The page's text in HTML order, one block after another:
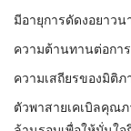
มีอายุการดัดงอยาว
ความต้านทานต่อกา
ความเสถียรของมิติ
ตัวพาสายเคเบิลคุณ